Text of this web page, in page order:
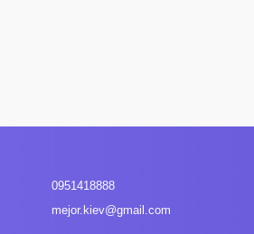
0951418888
mejor.kiev@gmail.com